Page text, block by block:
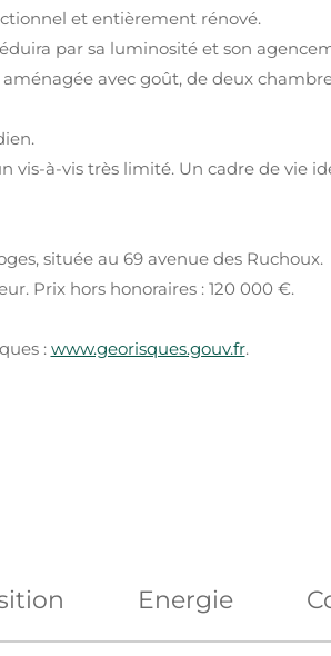
et entièrement rénové.
par sa luminosité et son
avec goût, de deux
vis-à-vis très limité. Un cadre de vie
située au 69 avenue des Ruchoux.
Prix hors honoraires : 120 000 €.
: www.georisques.gouv.fr.
Energie